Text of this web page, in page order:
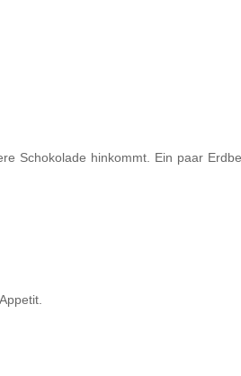
Schokolade hinkommt. Ein paar